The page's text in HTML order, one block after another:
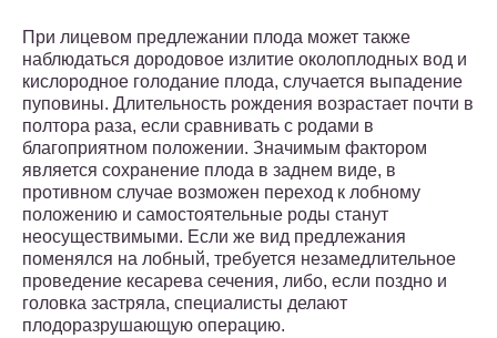
При лицевом предлежании плода может также
наблюдаться дородовое излитие околоплодных вод и
кислородное голодание плода, случается выпадение
пуповины. Длительность рождения возрастает почти в
полтора раза, если сравнивать с родами в
благоприятном положении. Значимым фактором
является сохранение плода в заднем виде, в
противном случае возможен переход к лобному
положению и самостоятельные роды станут
неосуществимыми. Если же вид предлежания
поменялся на лобный, требуется незамедлительное
проведение кесарева сечения, либо, если поздно и
головка застряла, специалисты делают
плодоразрушающую операцию.